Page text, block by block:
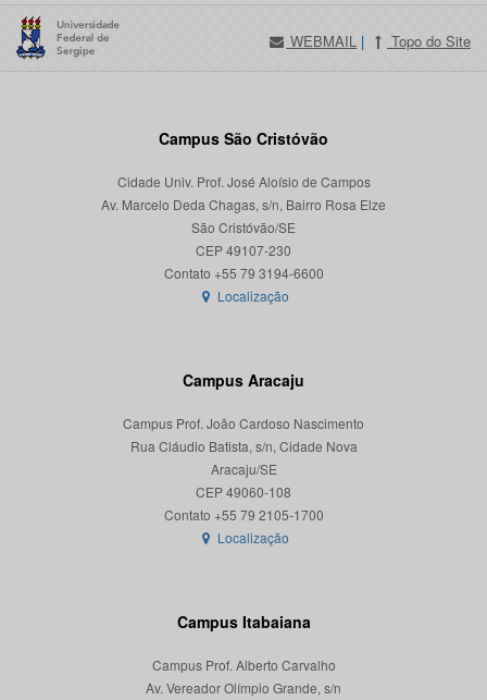
WEBMAIL | Topo do Site
Campus São Cristóvão
Cidade Univ. Prof. José Aloísio de Campos
Av. Marcelo Deda Chagas, s/n, Bairro Rosa Elze
São Cristóvão/SE
CEP 49107-230
Localização
Campus Aracaju
Campus Prof. João Cardoso Nascimento
Rua Cláudio Batista, s/n, Cidade Nova
Aracaju/SE
CEP 49060-108
Localização
Campus Itabaiana
Campus Prof. Alberto Carvalho
Av. Vereador Olímpio Grande, s/n